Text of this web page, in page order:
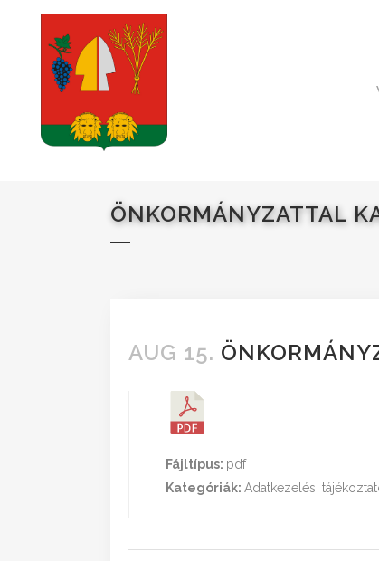
ÖNKORMÁNYZATTAL
AUG 15.
Fájltípus: pdf
Kategóriák: Adatkezelési